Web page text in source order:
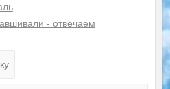
- отвечаем